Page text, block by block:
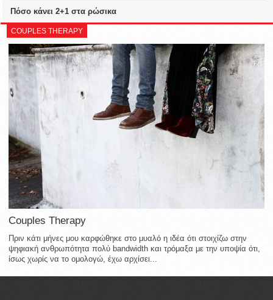
Πόσο κάνει 2+1 στα ρώσικα
COUPLES THERAPY
Couples Therapy
Πριν κάτι μήνες μου καρφώθηκε στο μυαλό η ιδέα ότι στοιχίζω στην
ψηφιακή ανθρωπότητα πολύ bandwidth και τρόμαξα με την υποψία ότι,
ίσως χωρίς να το ομολογώ, έχω αρχίσει...